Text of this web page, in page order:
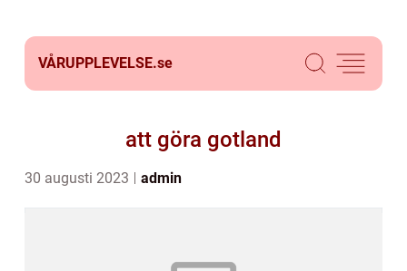
VÅRUPPLEVELSE.se
att göra gotland
30 augusti 2023 admin